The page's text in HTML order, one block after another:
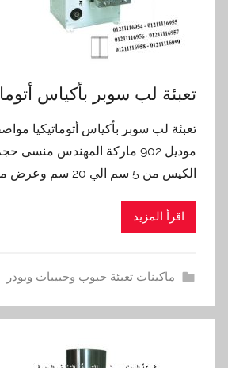
تعبئة لب سوبر بأكياس
تعبئة لب سوبر بأكياس أتوماتيكيا
موديل 902 ماركة المهندس
الكيس من 5 سم الي 20 سم وعرض من 4
اقرأ المزيد
ماكينات تعبئة حبوب وحبيبات وبودر